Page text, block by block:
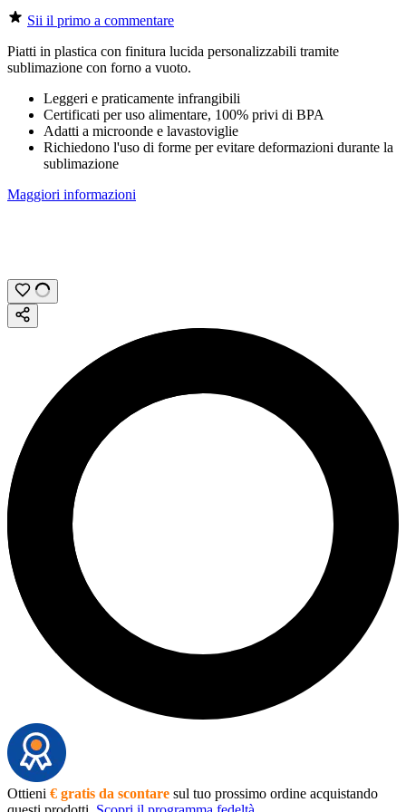
Sii il primo a commentare
Piatti in plastica con finitura lucida personalizzabili tramite
sublimazione con forno a vuoto.
Leggeri e praticamente infrangibili
Certificati per uso alimentare, 100% privi di BPA
Adatti a microonde e lavastoviglie
Richiedono l'uso di forme per evitare deformazioni durante la
sublimazione
Maggiori informazioni
Ottieni € gratis da scontare sul tuo prossimo ordine acquistando